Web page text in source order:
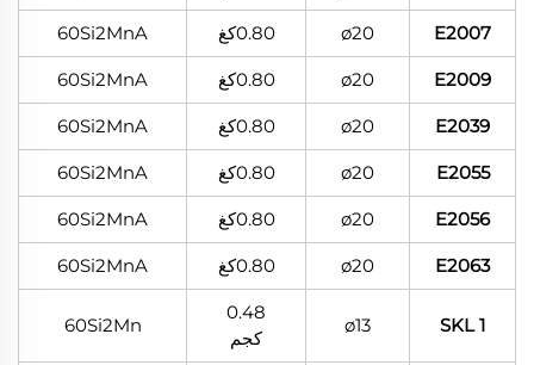
E2007
ø20 0.80كغ 60Si2MnA
E2009
ø20 0.80كغ 60Si2MnA
E2039
ø20 0.80كغ 60Si2MnA
E2055
ø20 0.80كغ 60Si2MnA
E2056
ø20 0.80كغ 60Si2MnA
E2063
ø20 0.80كغ 60Si2MnA
SKL 1
ø13
0.48
كجم
60Si2Mn